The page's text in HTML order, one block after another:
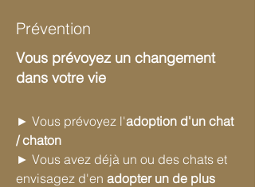
Prévention
Vous prévoyez un changement
dans votre vie​
► Vous prévoyez l'adoption d'un chat
/ chaton
► Vous avez déjà un ou des chats et
envisagez d'en adopter un de plus